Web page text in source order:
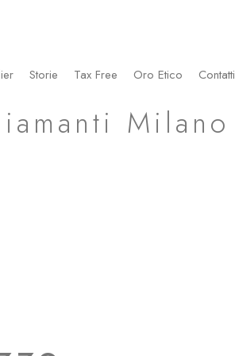
Storie Tax Free Oro Etico Contatti
Milano